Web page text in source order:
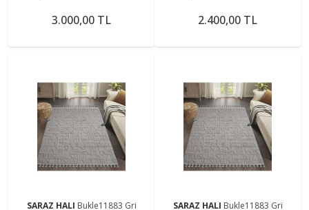
Dokuma Makine Halısı
3.000,00 TL
Dokuma Makine Halısı
2.400,00 TL
SARAZ HALI Bukle11883 Gri SARAZ HALI Bukle11883 Gri